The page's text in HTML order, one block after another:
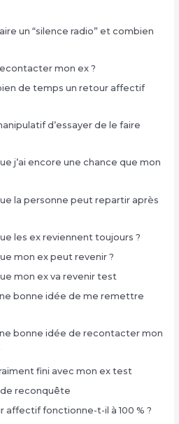
un “silence radio” et combien
mon ex ?
de temps un retour affectif
d’essayer de le faire
j’ai encore une chance que mon
la personne peut repartir après
les ex reviennent toujours ?
mon ex peut revenir ?
mon ex va revenir test
bonne idée de me remettre
bonne idée de recontacter mon
fini avec mon ex test
de reconquête
affectif fonctionne-t-il à 100 % ?